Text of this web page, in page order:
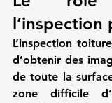
l’inspection
L’inspection
d’obtenir des
de toute la
zone difficile